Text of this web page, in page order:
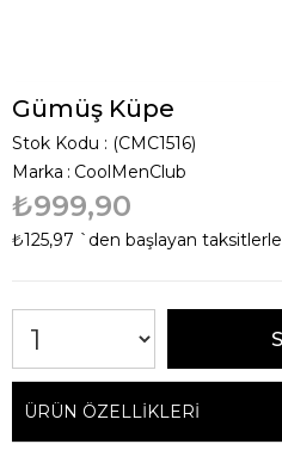
Gümüş Küpe
Stok Kodu
(CMC1516)
Marka : CoolMenClub
₺999,90
₺125,97 `den başlayan taksitlerle
ÜRÜN ÖZELLIKLERI